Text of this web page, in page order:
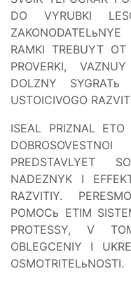
DO VYRUBKI
RAMKI TREBUYT OT
PROVERKI,
DOLZNY SYGRATь
USTOICIVOGO
ISEAL PRIZNAL ETO
PREDSTAVLYET
NADEZNYK I
RAZVITIY.
POMOCь ETIM
PROTESSY, V
OBLEGCENIY I
OSMOTRITELьNOSTI.